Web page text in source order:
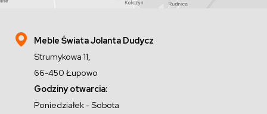
Meble Świata Jolanta Dudycz
Strumykowa 11,
66-450 Łupowo
Godziny otwarcia:
Poniedziałek - Sobota